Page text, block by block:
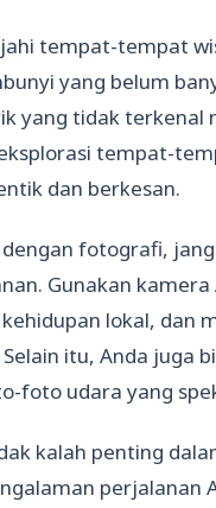
tempat-tempat
yang belum
yang tidak terkenal
tempat-
dan berkesan.
dengan fotografi,
Gunakan
lokal, dan
itu, Anda juga
foto udara yang
kalah penting
perjalanan